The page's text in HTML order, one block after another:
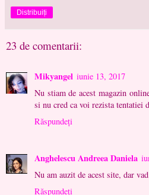
Distribuiți
23 de comentarii:
Mikyangel iunie 13, 2017
Nu stiam de acest magazin
si nu cred ca voi rezista tentatiei
Răspundeți
Anghelescu Andreea Daniela
Nu am auzit de acest site, dar
Răspundeți